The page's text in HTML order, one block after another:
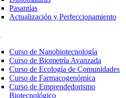
Pasantías
Actualización y Perfeccionamiento
Curso de Nanobiotecnología
Curso de Biometría Avanzada
Curso de Ecología de Comunidades
Curso de Farmacogenómica
Curso de Emprendedorismo
Biotecnológico